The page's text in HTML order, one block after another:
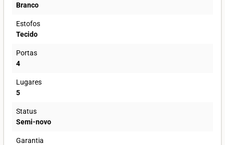
Branco
Estofos
Tecido
Portas
4
Lugares
5
Status
Semi-novo
Garantia